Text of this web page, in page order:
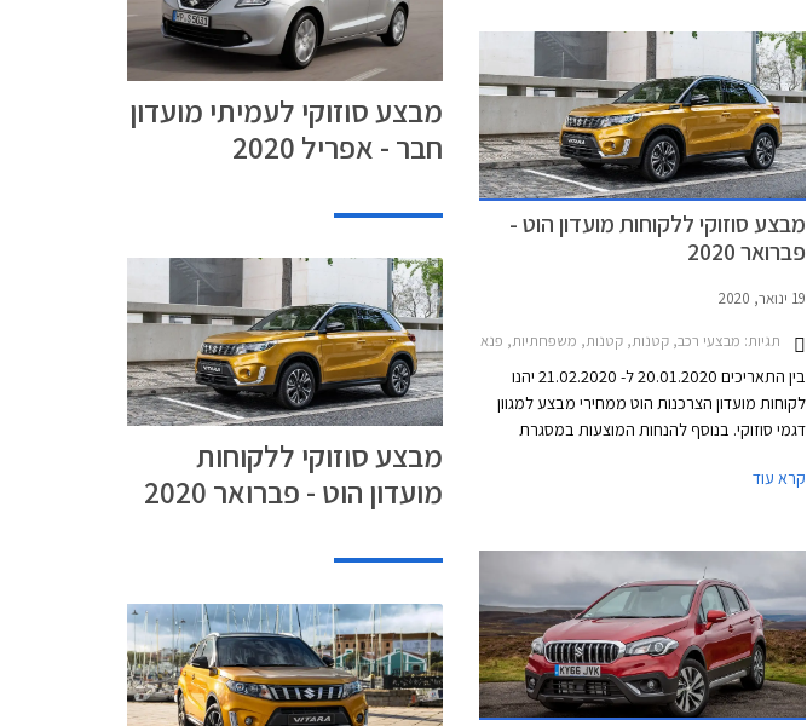
מבצע סוזוקי ללקוחות מועדון הוט -
פברואר 2020
19 ינואר, 2020
תגיות: מבצעי רכב, קטנות, קטנות, משפחתיות, פנאי שטח, סוזוקי, סוזוקי בלנו 2016-2020, סוזוקי איגניס 2017-2020, סוזוקי ויטרה 2019-2025, סוזוקי סוויפט 2017-2020סוזוקי קרוסאובר 2017-2022
בין התאריכים 20.01.2020 ל- 21.02.2020 יהנו
לקוחות מועדון הצרכנות הוט ממחירי מבצע למגוון
דגמי סוזוקי. בנוסף להנחות המוצעות במסגרת
הפעלה קולית, מצלמת רוורס, קישוריות בלוטות'
לתשלום של עד 30,000 ₪ בכרטיס אשראי של
המועדון, ואופציה לטרייד אין. מספר הרכבים
המוקצה למבצע מוגבל והוא יתקיים ב-22 אולמות
התצוגה של סוזוקי ברחבי הארץ.
קרא עוד
מבצע סוזוקי לעמיתי מועדון
חבר - אפריל 2020
מבצע סוזוקי ללקוחות
מועדון הוט - פברואר 2020